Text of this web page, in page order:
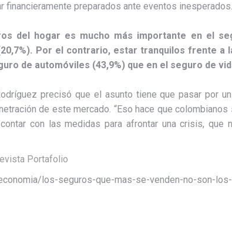
financieramente preparados ante eventos inesperados.
del hogar es mucho más importante en el
Por el contrario, estar tranquilos frente a
de automóviles (43,9%) que en el seguro de
precisó que el asunto tiene que pasar por
de este mercado. “Eso hace que
con las medidas para afrontar una crisis, que
Portafolio
los-seguros-que-mas-se-venden-no-son-